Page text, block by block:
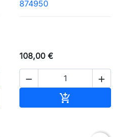
874950
108,00 €
 
